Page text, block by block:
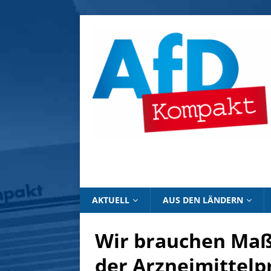
AKTUELL AUS DEN LÄNDERN
Wir brauchen
der